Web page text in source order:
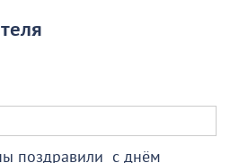
поздравили с днём